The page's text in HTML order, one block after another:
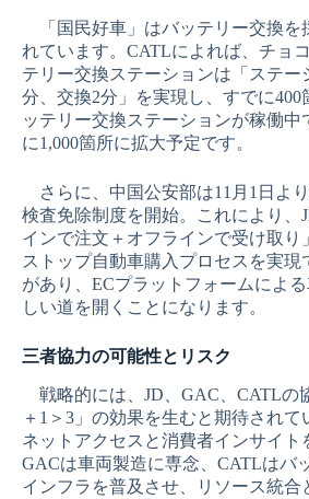
「国民好車」はバッテリー交換を
れています。CATLによれば、チョ
テリー交換ステーションは「ステー
分、交換2分」を実現し、すでに400
ッテリー交換ステーションが稼働中
に1,000箇所に拡大予定です。
さらに、中国公安部は11月1日よ
検査免除制度を開始。これにより、
インで注文＋オフラインで受け取り
ストップ自動車購入プロセスを実現
があり、ECプラットフォームによ
しい道を開くことになります。
三者協力の可能性とリスク
戦略的には、JD、GAC、CATLの
＋1＞3」の効果を生むと期待されて
ネットアクセスと消費者インサイト
GACは車両製造に専念、CATLはバ
インフラを普及させ、リソース統合